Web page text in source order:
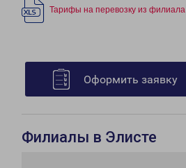
Тарифы на перевозку из филиала
Оформить заявку
Филиалы в Элисте